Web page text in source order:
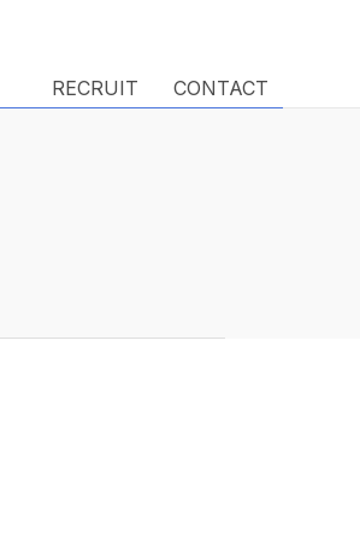
RECRUIT CONTACT
RECRUIT CONTACT